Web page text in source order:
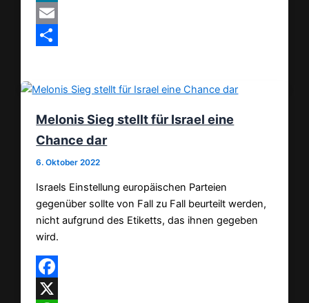
MeWe
Email
Melonis Sieg stellt für Israel eine
Chance dar
6. Oktober 2022
Israels Einstellung europäischen Parteien
gegenüber sollte von Fall zu Fall beurteilt werden,
nicht aufgrund des Etiketts, das ihnen gegeben
wird.
Facebook